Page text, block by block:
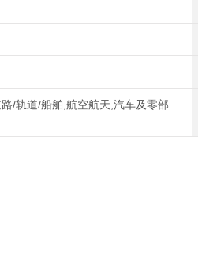
/轨道/船舶,航空航天,汽车及零部